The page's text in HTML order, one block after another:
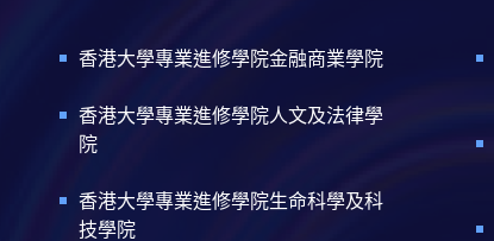
香港大學專業進修學院金融商業學院
香港大學專業進修學院人文及法律學
院
香港大學專業進修學院生命科學及科
技學院